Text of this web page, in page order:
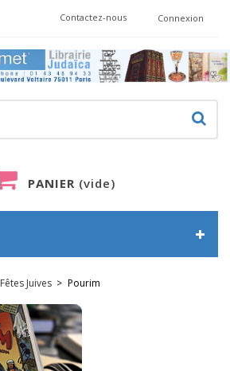
Connexion
Contactez-nous
PANIER (vide)
Fêtes Juives > Pourim